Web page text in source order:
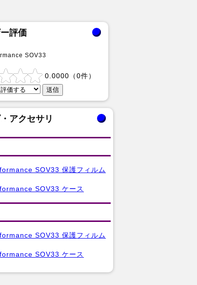
評価
SOV33
0.0000 （0件）
アクセサリ
SOV33 保護フィルム
SOV33 ケース
SOV33 保護フィルム
SOV33 ケース